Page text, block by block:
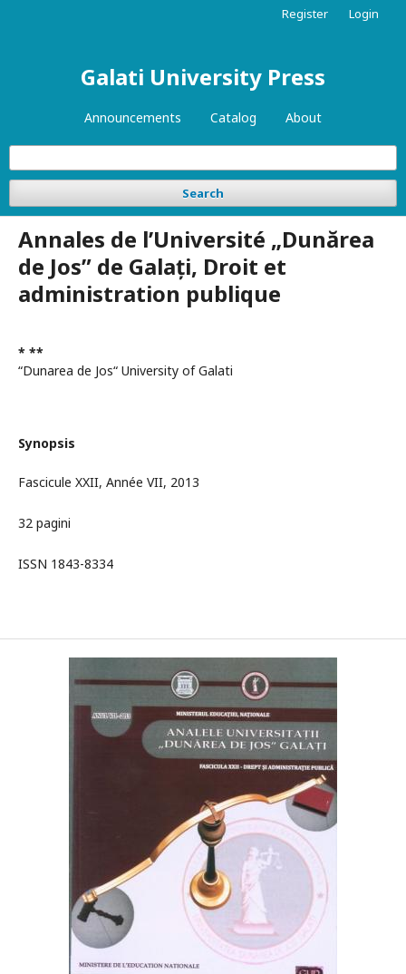
Galati University Press
Announcements Catalog About
Search
Register Login
Annales de l’Université „Dunărea
de Jos” de Galați, Droit et
administration publique
* **
“Dunarea de Jos“ University of Galati
Synopsis
Fascicule XXII, Année VII, 2013
32 pagini
ISSN 1843-8334